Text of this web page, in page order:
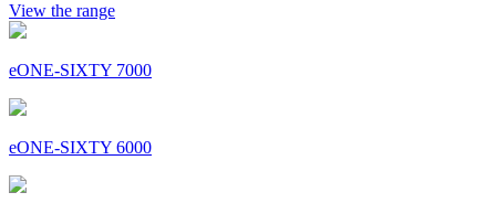
View the range
eONE-SIXTY 7000
eONE-SIXTY 6000